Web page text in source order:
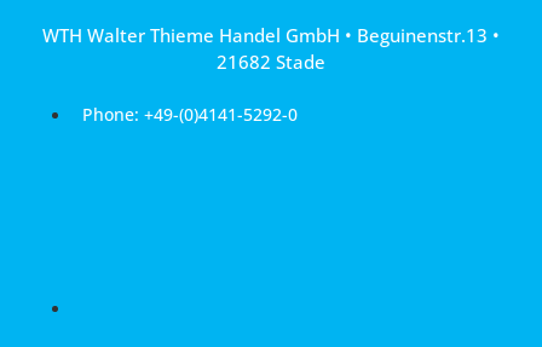
WTH Walter Thieme Handel GmbH • Beguinenstr.13 •
21682 Stade
Phone: +49-(0)4141-5292-0